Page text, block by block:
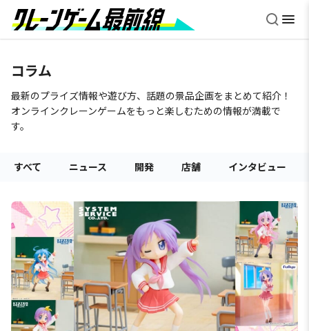
コラム
最新のプライズ情報や遊び方、話題の景品企画をまとめて紹介！
オンラインクレーンゲームをもっと楽しむための情報が満載で
す。
すべて ニュース 開発 店舗 インタビュー